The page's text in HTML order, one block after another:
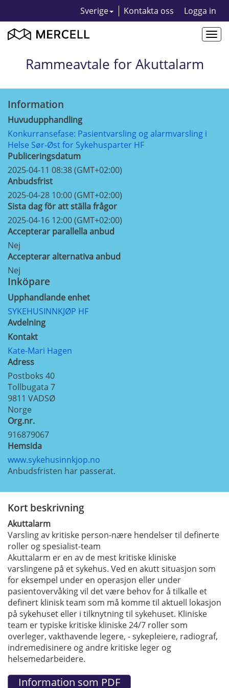
Sverige Kontakta oss Logga in
Rammeavtale for Akuttalarm
Information
Huvudupphandling
Konkurransefase: Pasientvarsling og alarmvarsling i
Helse Sør-Øst for Sykehusparter HF
Publiceringsdatum
2025-04-11 08:38 (GMT+02:00)
Anbudsfrist
2025-04-28 10:00 (GMT+02:00)
Sista dag för att ställa frågor
2025-04-16 12:00 (GMT+02:00)
Accepterar parallella anbud
Nej
Accepterar alternativa anbud
Nej
Inköpare
Upphandlande enhet
SYKEHUSINNKJØP HF
Avdelning
Kontakt
Kate-Mari Hagen
Adress
Postboks 40
Tollbugata 7
9811 VADSØ
Norge
Org.nr.
916879067
Hemsida
www.sykehusinnkjop.no
Anbudsfristen har passerat.
Kort beskrivning
Akuttalarm
Varsling av kritiske person-nære hendelser til definerte
roller og spesialist-team
Akuttalarm er en av de mest kritiske kliniske
varslingene på et sykehus. Ved en akutt situasjon som
for eksempel under en operasjon eller under
pasientovervåking vil det være behov for å tilkalle et
definert klinisk team som må komme til aktuell lokasjon
på sykehuset eller i tilknytning til sykehuset. Kliniske
team er typiske kritiske kliniske 24/7 roller som
overleger, vakthavende legere, - sykepleiere, radiograf,
indremedisinere og andre kritiske leger og
helsemedarbeidere.